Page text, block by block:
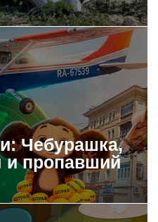
Чебурашка,
и пропавший